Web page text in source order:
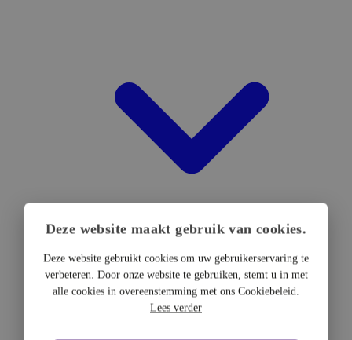
DTF Hardware
DTF Printers
Deze website maakt gebruik van cookies.
Deze website gebruikt cookies om uw gebruikerservaring te
verbeteren. Door onze website te gebruiken, stemt u in met
alle cookies in overeenstemming met ons Cookiebeleid.
Lees verder